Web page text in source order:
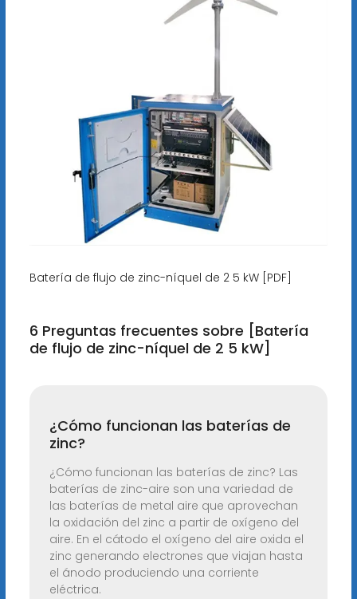
Batería de flujo de zinc-níquel de 2 5 kW [PDF]
6 Preguntas frecuentes sobre [Batería
de flujo de zinc-níquel de 2 5 kW]
¿Cómo funcionan las baterías de
zinc?
¿Cómo funcionan las baterías de zinc? Las
baterías de zinc-aire son una variedad de
las baterías de metal aire que aprovechan
la oxidación del zinc a partir de oxígeno del
aire. En el cátodo el oxígeno del aire oxida el
zinc generando electrones que viajan hasta
el ánodo produciendo una corriente
eléctrica.